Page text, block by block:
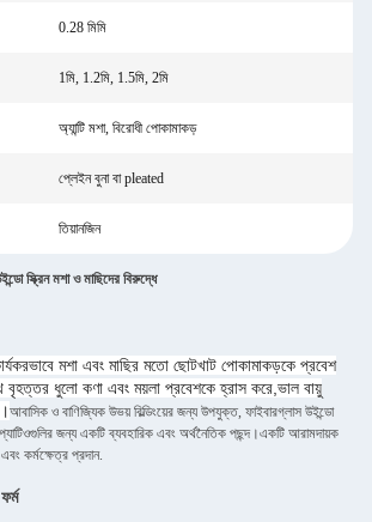
0.28 মিমি
1মি, 1.2মি, 1.5মি, 2মি
অ্যান্টি মশা, বিরোধী পোকামাকড়
প্লেইন বুনা বা pleated
তিয়ানজিন
স্ক্রিন মশা ও মাছিদের বিরুদ্ধে
মশা এবং মাছির মতো ছোটখাট পোকামাকড়কে প্রবেশ
বৃহত্তর ধুলো কণা এবং ময়লা প্রবেশকে হ্রাস করে,ভাল বায়ু
আবাসিক ও বাণিজ্যিক উভয় বিল্ডিংয়ের জন্য উপযুক্ত, ফাইবারগ্লাস উইন্ডো
প্যাটিওগুলির জন্য একটি ব্যবহারিক এবং অর্থনৈতিক পছন্দ।একটি আরামদায়ক
কর্মক্ষেত্র প্রদান.